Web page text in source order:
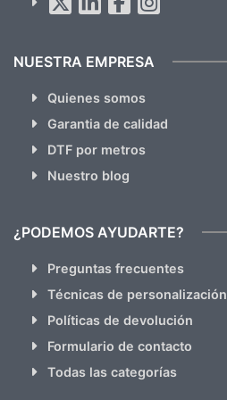
hacemos Spam)
NUESTRA EMPRESA
Quienes somos
Garantia de calidad
DTF por metros
Nuestro blog
¿PODEMOS AYUDARTE?
Preguntas frecuentes
Técnicas de personalización
Políticas de devolución
Formulario de contacto
Todas las categorías